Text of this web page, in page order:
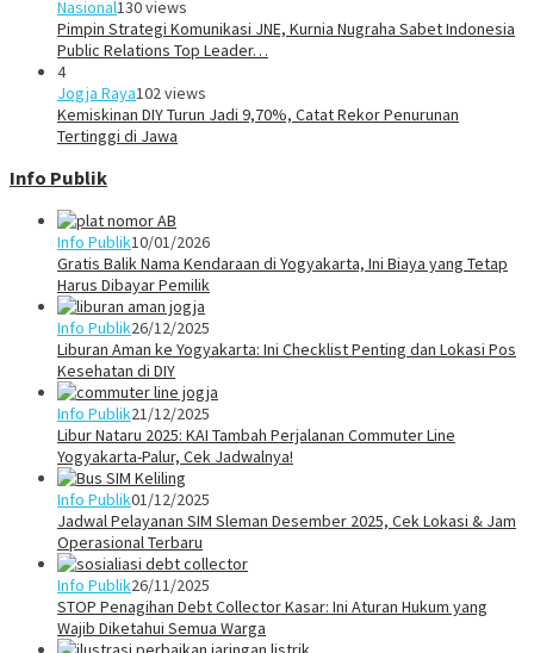
Nasional130 views
Pimpin Strategi Komunikasi JNE, Kurnia Nugraha Sabet Indonesia
Public Relations Top Leader…
4
Jogja Raya102 views
Kemiskinan DIY Turun Jadi 9,70%, Catat Rekor Penurunan
Tertinggi di Jawa
Info Publik
Info Publik10/01/2026
Gratis Balik Nama Kendaraan di Yogyakarta, Ini Biaya yang Tetap
Harus Dibayar Pemilik
Info Publik26/12/2025
Liburan Aman ke Yogyakarta: Ini Checklist Penting dan Lokasi Pos
Kesehatan di DIY
Info Publik21/12/2025
Libur Nataru 2025: KAI Tambah Perjalanan Commuter Line
Yogyakarta-Palur, Cek Jadwalnya!
Info Publik01/12/2025
Jadwal Pelayanan SIM Sleman Desember 2025, Cek Lokasi & Jam
Operasional Terbaru
Info Publik26/11/2025
STOP Penagihan Debt Collector Kasar: Ini Aturan Hukum yang
Wajib Diketahui Semua Warga